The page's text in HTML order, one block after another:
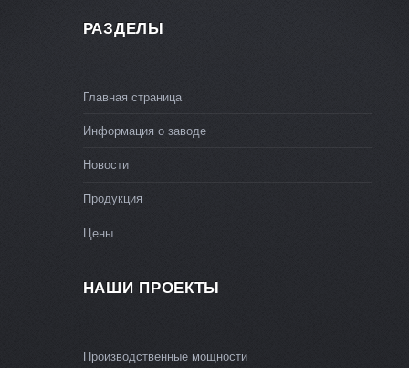
РАЗДЕЛЫ
Главная страница
Информация о заводе
Новости
Продукция
Цены
НАШИ ПРОЕКТЫ
Производственные мощности